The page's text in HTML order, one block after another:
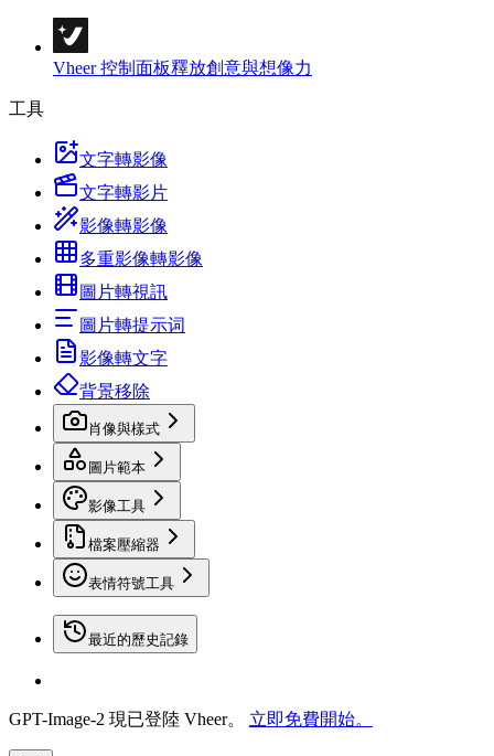
Vheer 控制面板釋放創意與想像力
工具
文字轉影像
文字轉影片
影像轉影像
多重影像轉影像
圖片轉視訊
圖片轉提示词
影像轉文字
背景移除
肖像與樣式
圖片範本
影像工具
檔案壓縮器
表情符號工具
最近的歷史記錄
GPT-Image-2 現已登陸 Vheer。 立即免費開始。